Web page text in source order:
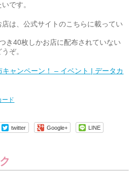
です。
は、公式サイトのこちらに載ってい
き40枚しかお店に配布されていない
ぞ。
ャンペーン！ – イベント | データカ
ード
twitter Google+ LINE